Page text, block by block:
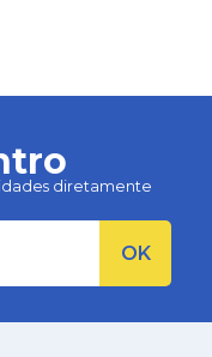
diretamente